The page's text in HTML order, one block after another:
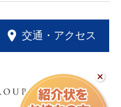
交通・アクセス